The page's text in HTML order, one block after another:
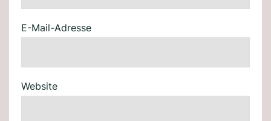
E-Mail-Adresse
Website